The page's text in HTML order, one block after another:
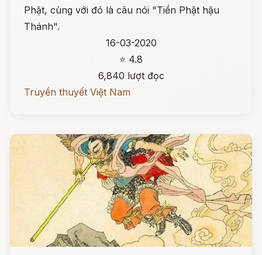
Phật, cùng với đó là câu nói "Tiền Phật hậu
Thánh".
16-03-2020
⭐ 4.8
6,840 lượt đọc
Truyền thuyết Việt Nam